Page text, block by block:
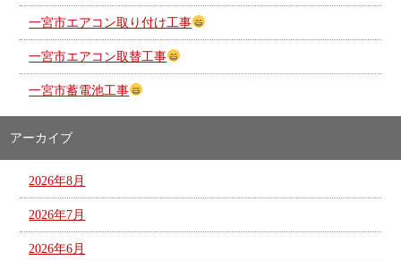
一宮市エアコン取り付け工事
一宮市エアコン取替工事
一宮市蓄電池工事
アーカイブ
2026年8月
2026年7月
2026年6月